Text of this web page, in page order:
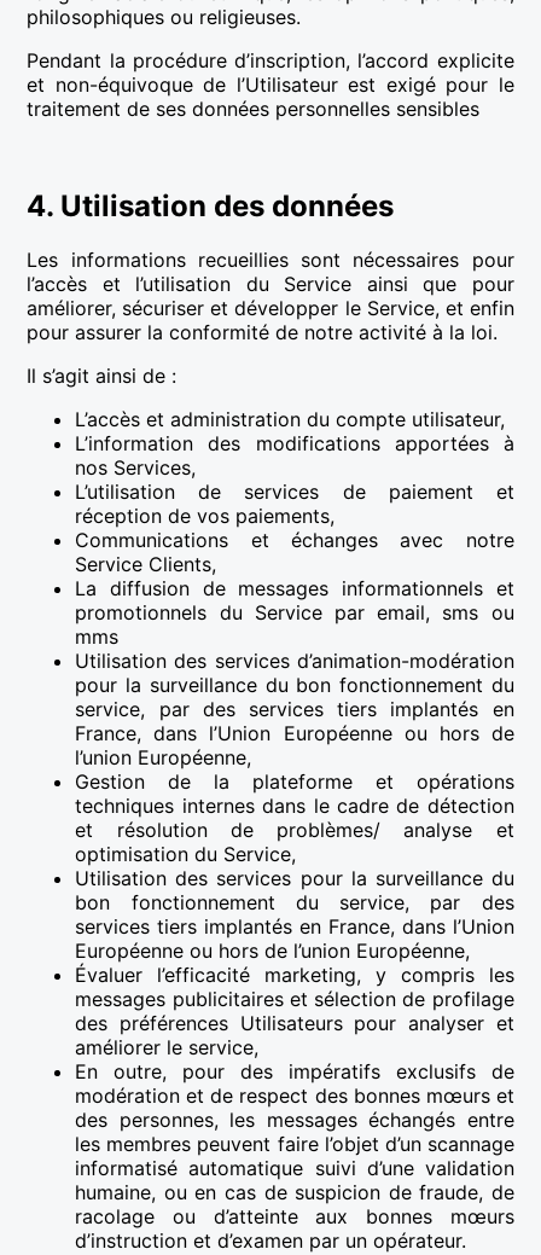
philosophiques ou religieuses.
Pendant la procédure d’inscription, l’accord explicite
et non-équivoque de l’Utilisateur est exigé pour le
traitement de ses données personnelles sensibles
4. Utilisation des données
Les informations recueillies sont nécessaires pour
l’accès et l’utilisation du Service ainsi que pour
améliorer, sécuriser et développer le Service, et enfin
pour assurer la conformité de notre activité à la loi.
Il s’agit ainsi de :
L’accès et administration du compte utilisateur,
L’information des modifications apportées à
nos Services,
L’utilisation de services de paiement et
réception de vos paiements,
Communications et échanges avec notre
Service Clients,
La diffusion de messages informationnels et
promotionnels du Service par email, sms ou
mms
Utilisation des services d’animation-modération
pour la surveillance du bon fonctionnement du
service, par des services tiers implantés en
France, dans l’Union Européenne ou hors de
l’union Européenne,
Gestion de la plateforme et opérations
techniques internes dans le cadre de détection
et résolution de problèmes/ analyse et
optimisation du Service,
Utilisation des services pour la surveillance du
bon fonctionnement du service, par des
services tiers implantés en France, dans l’Union
Européenne ou hors de l’union Européenne,
Évaluer l’efficacité marketing, y compris les
messages publicitaires et sélection de profilage
des préférences Utilisateurs pour analyser et
améliorer le service,
En outre, pour des impératifs exclusifs de
modération et de respect des bonnes mœurs et
des personnes, les messages échangés entre
les membres peuvent faire l’objet d’un scannage
informatisé automatique suivi d’une validation
humaine, ou en cas de suspicion de fraude, de
racolage ou d’atteinte aux bonnes mœurs
d’instruction et d’examen par un opérateur.